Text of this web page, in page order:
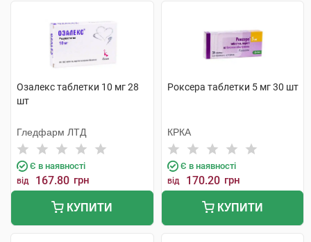
Озалекс таблетки 10 мг 28
шт
Гледфарм ЛТД
Є в наявності
від 167.80 грн
КУПИТИ
Роксера таблетки 5 мг 30 шт
КРКА
Є в наявності
від 170.20 грн
КУПИТИ